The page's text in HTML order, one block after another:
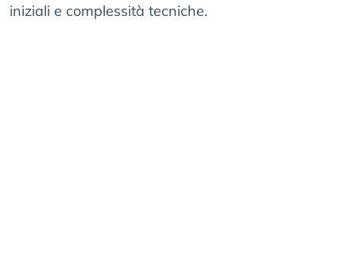
iniziali e complessità tecniche.